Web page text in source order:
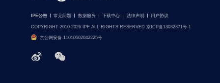
IPE公告 常见问题 数据服务 下载中心 法律声明 用户协议
COPYRIGHT 2010-2026 IPE ALL RIGHTS RESERVED 京ICP备13032371号-1
京公网安备 11010502042225号